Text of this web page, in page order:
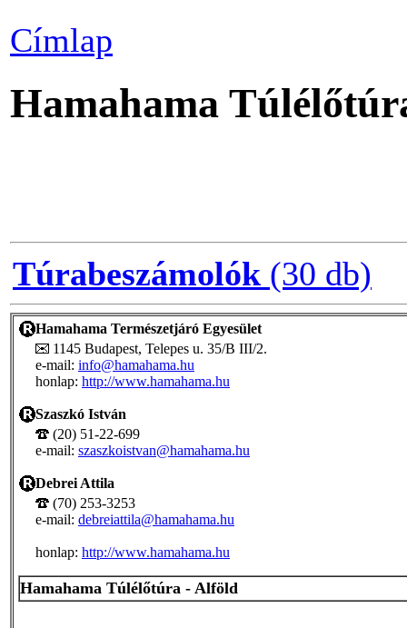
Címlap
Hamahama
Túrabeszámolók (30 db)
Hamahama Természetjáró Egyesület
1145 Budapest, Telepes u. 35/B III/2.
e-mail: info@hamahama.hu
honlap: http://www.hamahama.hu
Szaszkó István
(20) 51-22-699
e-mail: szaszkoistvan@hamahama.hu
Debrei Attila
(70) 253-3253
e-mail: debreiattila@hamahama.hu
honlap: http://www.hamahama.hu
Hamahama Túlélőtúra - Alföld